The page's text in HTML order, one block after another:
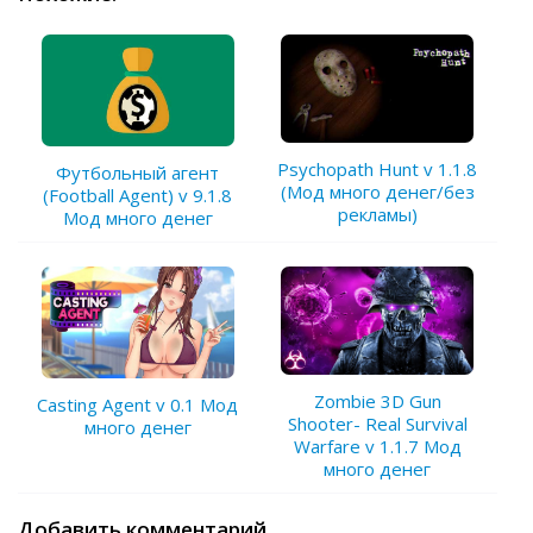
Футбольный агент
(Football Agent) v 9.1.8
Мод много денег
Psychopath Hunt v 1.1.8
(Мод много денег/без
рекламы)
Casting Agent v 0.1 Мод
много денег
Zombie 3D Gun
Shooter- Real Survival
Warfare v 1.1.7 Мод
много денег